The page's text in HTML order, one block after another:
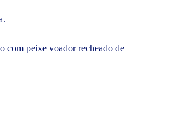
com peixe voador recheado de